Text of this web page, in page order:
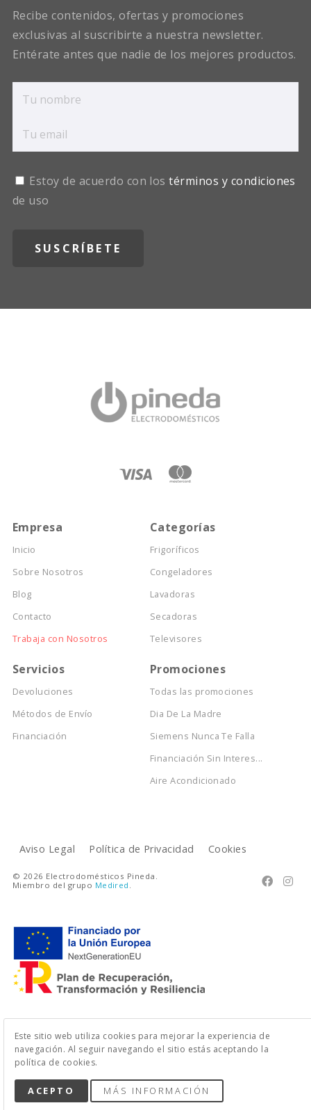
Recibe contenidos, ofertas y promociones
exclusivas al suscribirte a nuestra newsletter.
Entérate antes que nadie de los mejores productos.
Estoy de acuerdo con lostérminos y condiciones
de uso
Empresa
Inicio
Sobre Nosotros
Blog
Contacto
Trabaja con Nosotros
Categorías
Frigoríficos
Congeladores
Lavadoras
Secadoras
Televisores
Servicios
Devoluciones
Métodos de Envío
Financiación
Promociones
Todas las promociones
Dia De La Madre
Siemens Nunca Te Falla
Financiación Sin Interes...
Aire Acondicionado
Aviso Legal Política de Privacidad Cookies
 
© 2026 Electrodomésticos Pineda.
Miembro del grupo Medired
Este sitio web utiliza cookies para mejorar la experiencia de
navegación. Al seguir navegando el sitio estás aceptando la
política de cookies.
ACEPTO MÁS INFORMACIÓN